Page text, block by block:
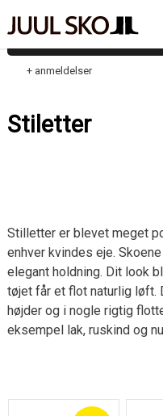
Stiletter
Stilletter er blevet meget
enhver kvindes eje.
elegant holdning. Dit look
tøjet får et flot naturlig løft.
højder og i nogle rigtig
eksempel lak, ruskind og
+ anmeldelser